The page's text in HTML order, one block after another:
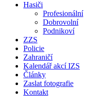
Hasiči
Profesionální
Dobrovolní
Podnikoví
ZZS
Policie
Zahraničí
Kalendář akcí IZS
Články
Zaslat fotografie
Kontakt